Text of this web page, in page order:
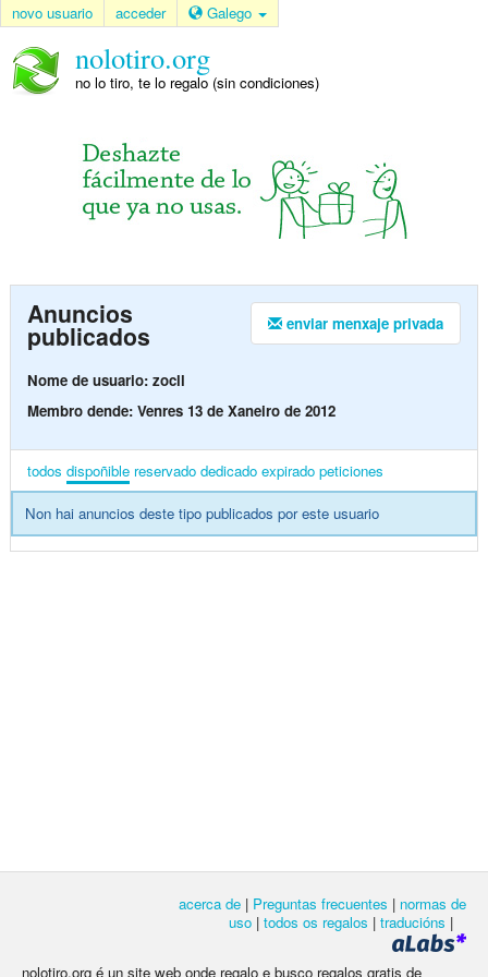
novo usuario acceder Galego
nolotiro.org
no lo tiro, te lo regalo (sin condiciones)
enviar menxaje privada
Anuncios
publicados
Nome de usuario: zocll
Membro dende: Venres 13 de Xaneiro de 2012
todos dispoñible reservado dedicado expirado peticiones
Non hai anuncios deste tipo publicados por este usuario
acerca de | Preguntas frecuentes | normas de
uso | todos os regalos | traducións |
nolotiro.org é un site web onde regalo e busco regalos gratis de